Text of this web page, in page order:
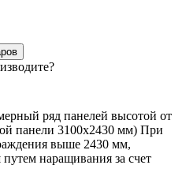
ряд панелей высотой от
панели 3100х2430 мм) При
выше 2430 мм,
путем наращивания за счет